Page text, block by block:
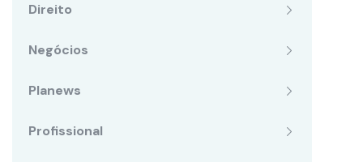
Direito
Negócios
Planews
Profissional